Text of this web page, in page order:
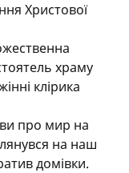
Христової
храму
клірика
про мир на
на наш
домівки.